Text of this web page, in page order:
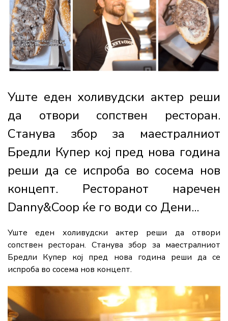
Уште еден холивудски актер реши
да отвори сопствен ресторан.
Станува збор за маестралниот
Бредли Купер кој пред нова година
реши да се испроба во сосема нов
концепт. Ресторанот наречен
Danny&Coop ќе го води со Дени...
Уште еден холивудски актер реши да отвори
сопствен ресторан. Станува збор за маестралниот
Бредли Купер кој пред нова година реши да се
испроба во сосема нов концепт.